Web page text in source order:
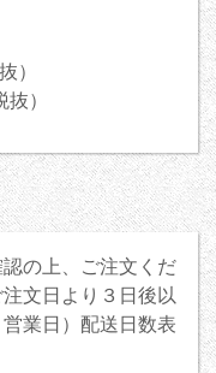
）
）
の上、ご注文くだ
文日より３日後以
業日）配送日数表